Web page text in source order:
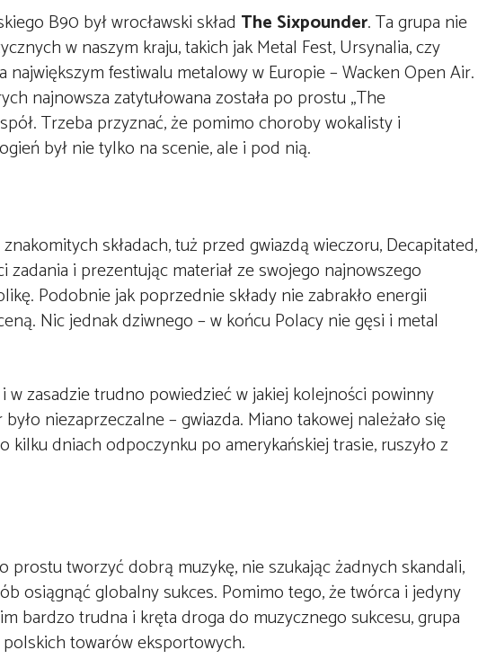
B90 był wrocławski skład The Sixpounder. Ta grupa nie
w naszym kraju, takich jak Metal Fest, Ursynalia, czy
festiwalu metalowy w Europie – Wacken Open Air.
najnowsza zatytułowana została po prostu „The
Trzeba przyznać, że pomimo choroby wokalisty i
był nie tylko na scenie, ale i pod nią.
składach, tuż przed gwiazdą wieczoru, Decapitated,
zadania i prezentując materiał ze swojego najnowszego
Podobnie jak poprzednie składy nie zabrakło energii
Nic jednak dziwnego – w końcu Polacy nie gęsi i metal
zasadzie trudno powiedzieć w jakiej kolejności powinny
niezaprzeczalne – gwiazda. Miano takowej należało się
dniach odpoczynku po amerykańskiej trasie, ruszyło z
tworzyć dobrą muzykę, nie szukając żadnych skandali,
osiągnąć globalny sukces. Pomimo tego, że twórca i jedyny
bardzo trudna i kręta droga do muzycznego sukcesu, grupa
towarów eksportowych.